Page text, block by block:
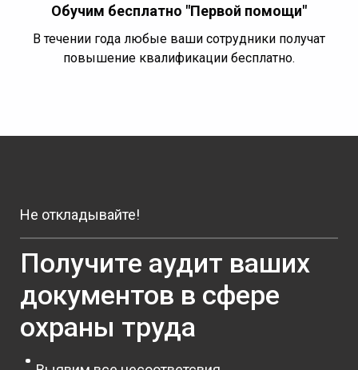
Обучим бесплатно "Первой помощи"
В течении года любые ваши сотрудники получат
повышение квалификации бесплатно.
Не откладывайте!
Получите аудит ваших
документов в сфере
охраны труда